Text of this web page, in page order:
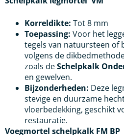
Korreldikte: Tot 8 mm
Toepassing: Voor het
tegels van natuursteen of
volgens de
zoals deSchelpkalk
en gewelven.
Bijzonderheden: Deze
stevige en duurzame
vloerbedekking, geschikt
restauratie.
Voegmortel schelpkalk FM BP